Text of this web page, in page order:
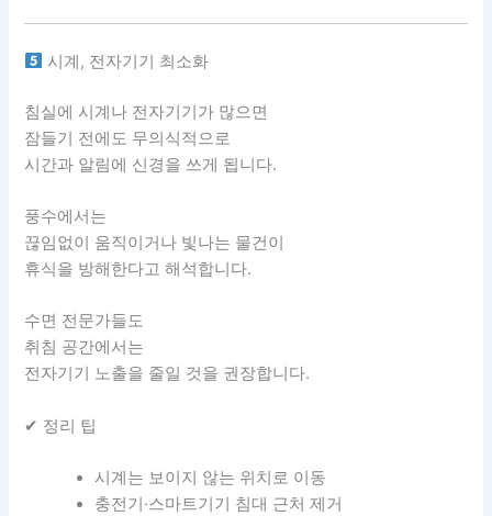
시계, 전자기기 최소화
침실에 시계나 전자기기가 많으면
잠들기 전에도 무의식적으로
시간과 알림에 신경을 쓰게 됩니다.
풍수에서는
끊임없이 움직이거나 빛나는 물건이
휴식을 방해한다고 해석합니다.
수면 전문가들도
취침 공간에서는
전자기기 노출을 줄일 것을 권장합니다.
✔ 정리 팁
시계는 보이지 않는 위치로 이동
충전기·스마트기기 침대 근처 제거